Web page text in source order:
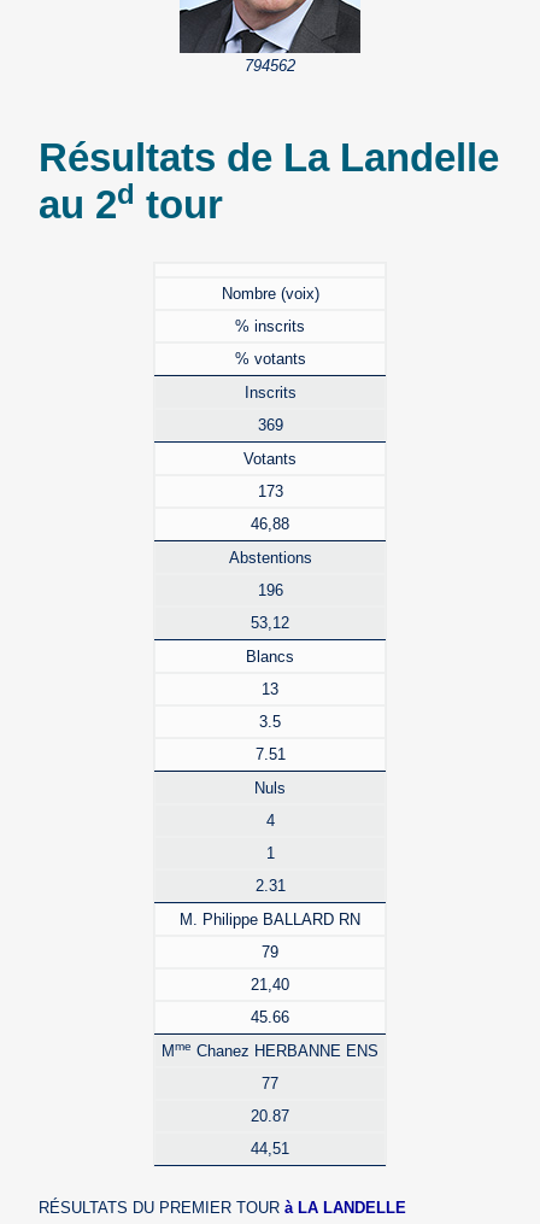
794562
Résultats de La Landelle
au 2d tour
Nombre (voix)
% inscrits
% votants
Inscrits
369
Votants
173
46,88
Abstentions
196
53,12
Blancs
13
3.5
7.51
Nuls
4
1
2.31
M. Philippe BALLARD RN
79
21,40
45.66
Mme Chanez HERBANNE ENS
77
20.87
44,51
RÉSULTATS DU PREMIER TOURà LA LANDELLE